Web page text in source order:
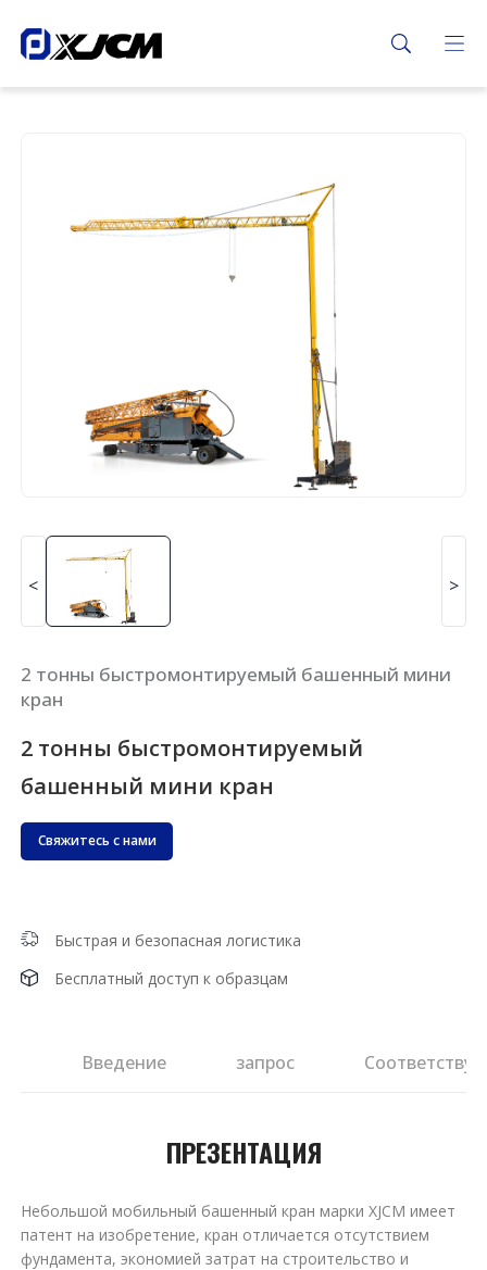
< >
2 тонны быстромонтируемый башенный мини
кран
2 тонны быстромонтируемый
башенный мини кран
Свяжитесь с нами
Быстрая и безопасная логистика
Бесплатный доступ к образцам
Введение запрос
ПРЕЗЕНТАЦИЯ
Небольшой мобильный башенный кран марки XJCM имеет
патент на изобретение, кран отличается отсутствием
фундамента, экономией затрат на строительство и